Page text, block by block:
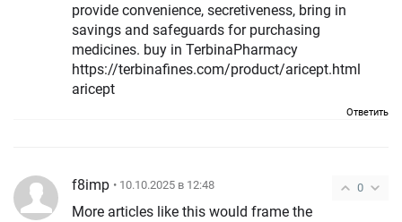
provide convenience, secretiveness, bring in
savings and safeguards for purchasing
medicines. buy in TerbinaPharmacy
https://terbinafines.com/product/aricept.html
aricept
Ответить
0
f8imp • 10.10.2025 в 12:48
More articles like this would frame the